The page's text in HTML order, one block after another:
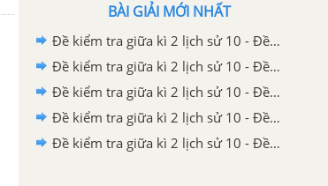
BÀI GIẢI MỚI NHẤT
Đề kiểm tra giữa kì 2 lịch sử 10 - Đề số 5 có lời giải chi tiết
Đề kiểm tra giữa kì 2 lịch sử 10 - Đề số 4 có lời giải chi tiết
Đề kiểm tra giữa kì 2 lịch sử 10 - Đề số 3 có lời giải chi tiết
Đề kiểm tra giữa kì 2 lịch sử 10 - Đề số 2 có lời giải chi tiết
Đề kiểm tra giữa kì 2 lịch sử 10 - Đề số 1 có lời giải chi tiết